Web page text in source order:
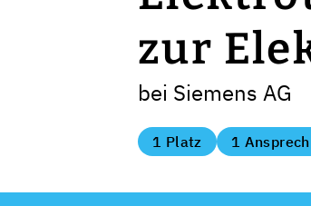
zur
bei Siemens AG
1 Platz 1